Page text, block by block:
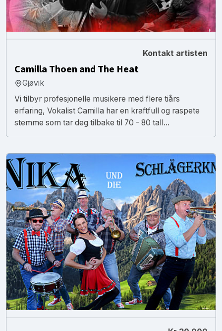
Kontakt artisten
Camilla Thoen and The Heat
Gjøvik
Vi tilbyr profesjonelle musikere med flere tiårs
erfaring, Vokalist Camilla har en kraftfull og raspete
stemme som tar deg tilbake til 70 - 80 tall...